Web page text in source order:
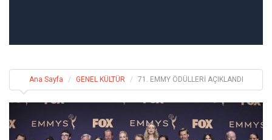
Ana Sayfa GENEL KÜLTÜR 71. EMMY ÖDÜLLERİ AÇIKLANDI